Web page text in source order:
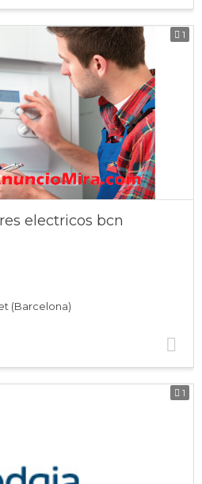
1
electricos bcn
(Barcelona)
1